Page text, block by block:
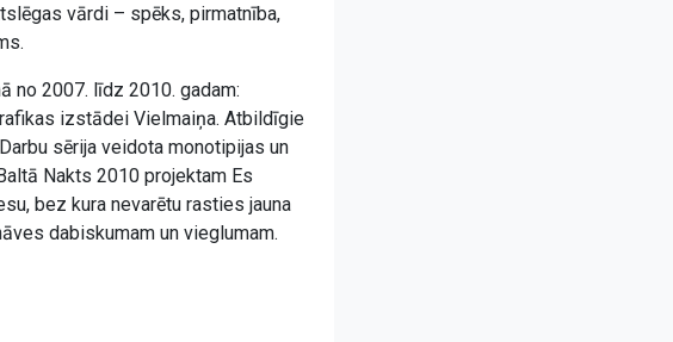
vārdi – spēks, pirmatnība,
no 2007. līdz 2010. gadam:
izstādei Vielmaiņa. Atbildīgie
sērija veidota monotipijas un
Nakts 2010 projektam Es
bez kura nevarētu rasties jauna
dabiskumam un vieglumam.